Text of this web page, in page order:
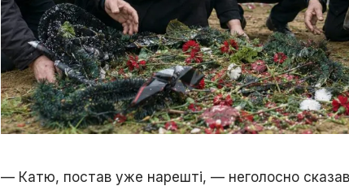
— Катю, постав уже нарешті, — неголосно